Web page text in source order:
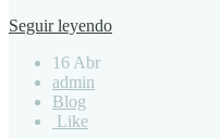
Seguir leyendo
16 Abr
admin
Blog
Like